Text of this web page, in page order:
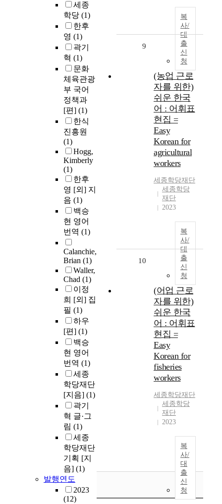
세종
학당 (1)
한후
영 (1)
곽기
혁 (1)
문화
체육관광
부 국어
정책과
[편] (1)
한식
진흥원
(1)
Hogg,
Kimberly
(1)
한후
영 [외] 지
음 (1)
백승
현 영어
번역 (1)
Calanchie,
Brian (1)
Waller,
Chad (1)
이정
희 [외] 집
필 (1)
하우
[편] (1)
백승
현 영어
번역 (1)
세종
학당재단
[지음] (1)
곽기
혁 글·그
림 (1)
세종
학당재단
기획 [지
음] (1)
발행연도
2023
(12)
복
사/
대
출
신
청
9
(농업 근로
자를 위한)
쉬운 한국
어 : 어휘표
현집 =
Easy
Korean for
agricultural
workers
세종학당재단
세종학당
재단
2023
복
사/
대
출
신
청
10
(어업 근로
자를 위한)
쉬운 한국
어 : 어휘표
현집 =
Easy
Korean for
fisheries
workers
세종학당재단
세종학당
재단
2023
복
사/
대
출
신
청